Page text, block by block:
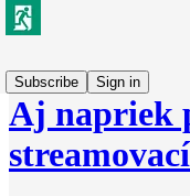
Subscribe
Sign in
Aj napriek